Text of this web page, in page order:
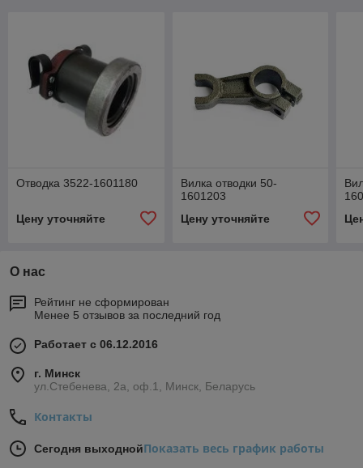
Отводка 3522-1601180
Цену уточняйте
Вилка отводки 50-
1601203
Цену уточняйте
О нас
Рейтинг не сформирован
Менее 5 отзывов за последний год
Работает с 06.12.2016
г. Минск
ул.Стебенева, 2а, оф.1, Минск, Беларусь
Контакты
Сегодня выходнойПоказать весь график работы